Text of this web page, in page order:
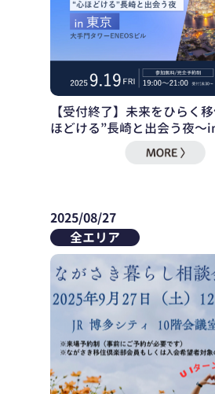
【受付終了】未来をひらく
ほどける”長崎と出会う夜～
2025/08/27
全エリア